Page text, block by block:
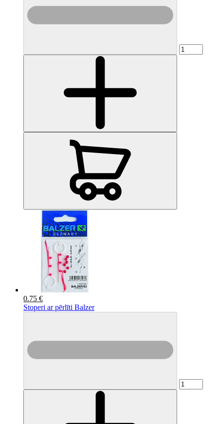
0.75 €
Stoperi ar pērlīti Balzer